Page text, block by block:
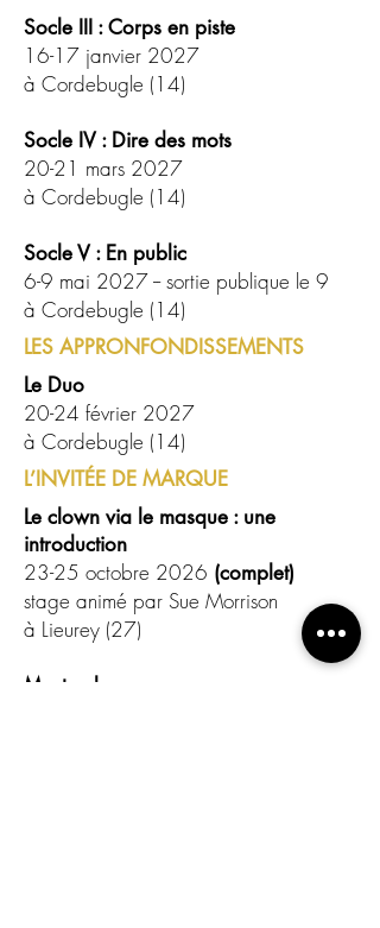
Socle III : Corps en piste
16-17 janvier 2027
à Cordebugle (14)
Socle IV : Dire des mots
20-21 mars 2027
à Cordebugle (14)
Socle V : En public
6-9 mai 2027 -- sortie publique le 9
à Cordebugle (14)
LES APPRONFONDISSEMENTS
Le Duo
20-24 février 2027
à Cordebugle (14)
L’INVITÉE DE MARQUE
Le clown via le masque : une
introduction
23-25 octobre 2026 (complet)
stage animé par Sue Morrison
à Lieurey (27)
Masterclass